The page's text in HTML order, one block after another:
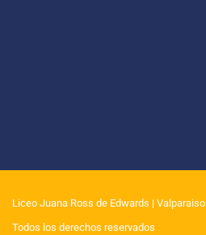
Liceo Juana Ross de Edwards | Valparaiso
Todos los derechos reservados